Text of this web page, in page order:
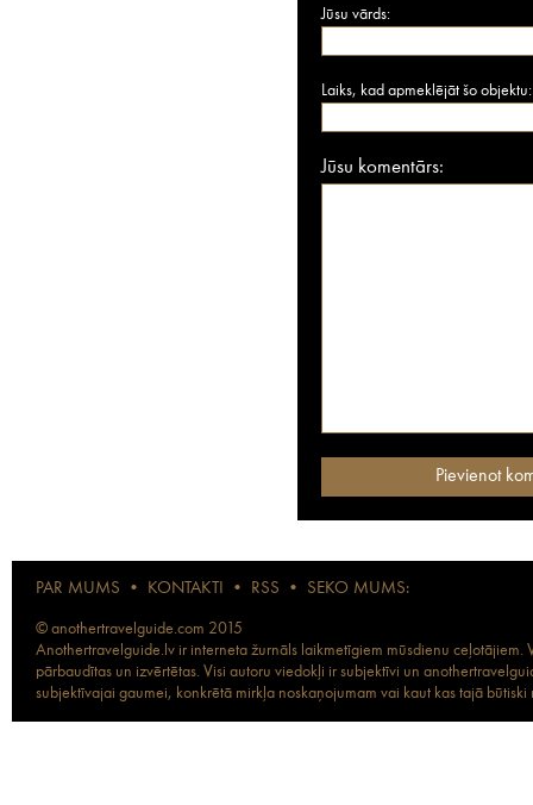
Jūsu vārds:
Laiks, kad apmeklējāt šo objektu:
Jūsu komentārs:
PAR MUMS • KONTAKTI • RSS • SEKO MUMS:
© anothertravelguide.com 2015
Anothertravelguide.lv ir interneta žurnāls laikmetīgiem mūsdienu
pārbaudītas un izvērtētas. Visi autoru viedokļi ir subjektīvi un
subjektīvajai gaumei, konkrētā mirkļa noskaņojumam vai kaut kas tajā